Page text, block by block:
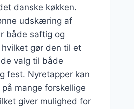
danske køkken.
udskæring af
både saftig og
gør den til et
valg til både
fest. Nyretapper kan
mange forskellige
giver mulighed for